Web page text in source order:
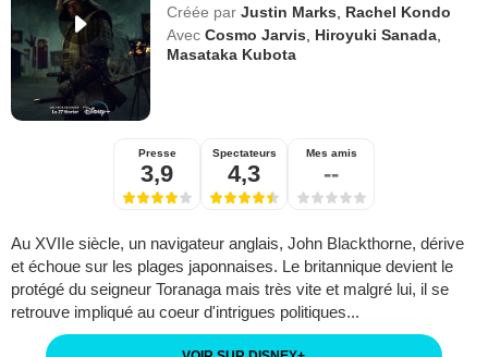
Créée par Justin Marks, Rachel Kondo
Avec Cosmo Jarvis, Hiroyuki Sanada,
Masataka Kubota
Presse
3,9
Spectateurs
4,3
Mes amis
--
Au XVIIe siècle, un navigateur anglais, John Blackthorne, dérive
et échoue sur les plages japonnaises. Le britannique devient le
protégé du seigneur Toranaga mais très vite et malgré lui, il se
retrouve impliqué au coeur d'intrigues politiques...